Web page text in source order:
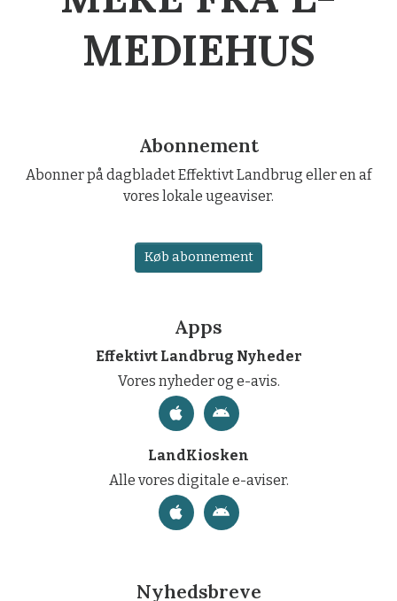
MEDIEHUS
Abonnement
Abonner på dagbladet Effektivt Landbrug eller en af
vores lokale ugeaviser.
Køb abonnement
Apps
Effektivt Landbrug Nyheder
Vores nyheder og e-avis.
LandKiosken
Alle vores digitale e-aviser.
Nyhedsbreve